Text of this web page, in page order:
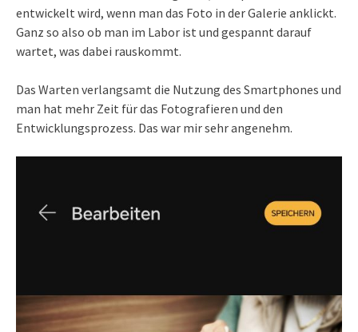
entwickelt wird, wenn man das Foto in der Galerie anklickt.
Ganz so also ob man im Labor ist und gespannt darauf
wartet, was dabei rauskommt.
Das Warten verlangsamt die Nutzung des Smartphones und
man hat mehr Zeit für das Fotografieren und den
Entwicklungsprozess. Das war mir sehr angenehm.